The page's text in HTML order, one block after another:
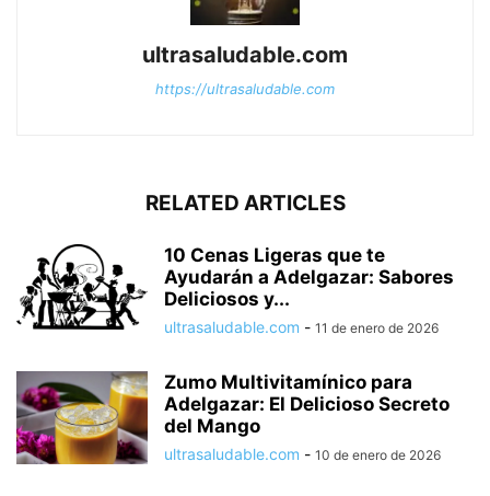
ultrasaludable.com
https://ultrasaludable.com
RELATED ARTICLES
10 Cenas Ligeras que te
Ayudarán a Adelgazar: Sabores
Deliciosos y...
ultrasaludable.com - 11 de enero de 2026
Zumo Multivitamínico para
Adelgazar: El Delicioso Secreto
del Mango
ultrasaludable.com - 10 de enero de 2026